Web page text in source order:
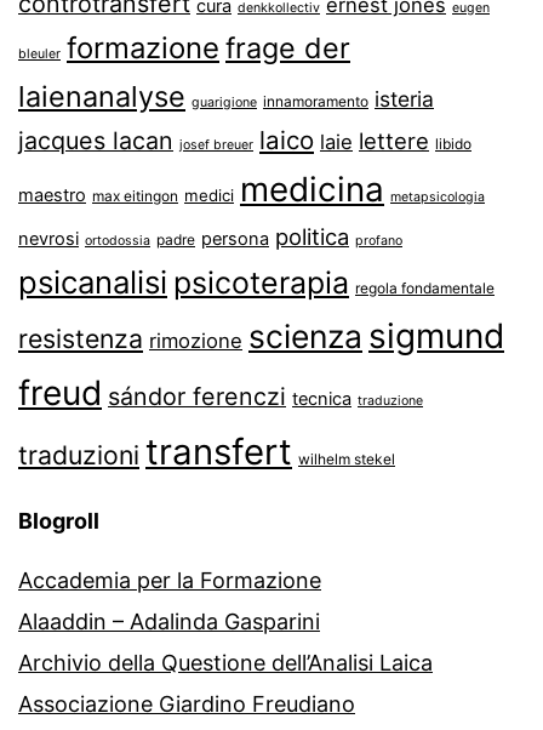
cura denkkollectiv ernest jones eugen
bleuler formazione frage der
laienanalyse guarigione innamoramento isteria
jacques lacan josef breuer laico laie lettere libido
maestro max eitingon medici medicina metapsicologia
nevrosi ortodossia padre persona politica profano
psicanalisi psicoterapia regola fondamentale
resistenza rimozione scienza sigmund
freud sándor ferenczi tecnica traduzione
traduzioni transfert wilhelm stekel
Blogroll
Accademia per la Formazione
Alaaddin – Adalinda Gasparini
Archivio della Questione dell’Analisi Laica
Associazione Giardino Freudiano